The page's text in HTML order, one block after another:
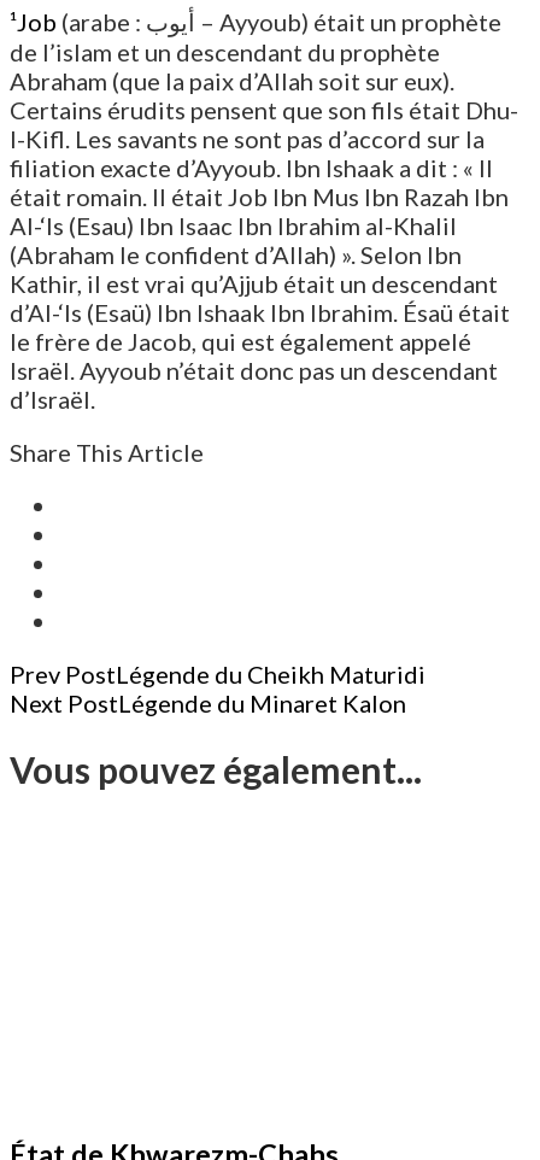
¹Job (arabe : أيوب – Ayyoub) était un prophète
de l’islam et un descendant du prophète
Abraham (que la paix d’Allah soit sur eux).
Certains érudits pensent que son fils était Dhu-
l-Kifl. Les savants ne sont pas d’accord sur la
filiation exacte d’Ayyoub. Ibn Ishaak a dit : « Il
était romain. Il était Job Ibn Mus Ibn Razah Ibn
Al-‘Is (Esau) Ibn Isaac Ibn Ibrahim al-Khalil
(Abraham le confident d’Allah) ». Selon Ibn
Kathir, il est vrai qu’Ajjub était un descendant
d’Al-‘Is (Esaü) Ibn Ishaak Ibn Ibrahim. Ésaü était
le frère de Jacob, qui est également appelé
Israël. Ayyoub n’était donc pas un descendant
d’Israël.
Share This Article
Post
Navigation
Prev PostLégende du Cheikh Maturidi
Next PostLégende du Minaret Kalon
Vous pouvez également...